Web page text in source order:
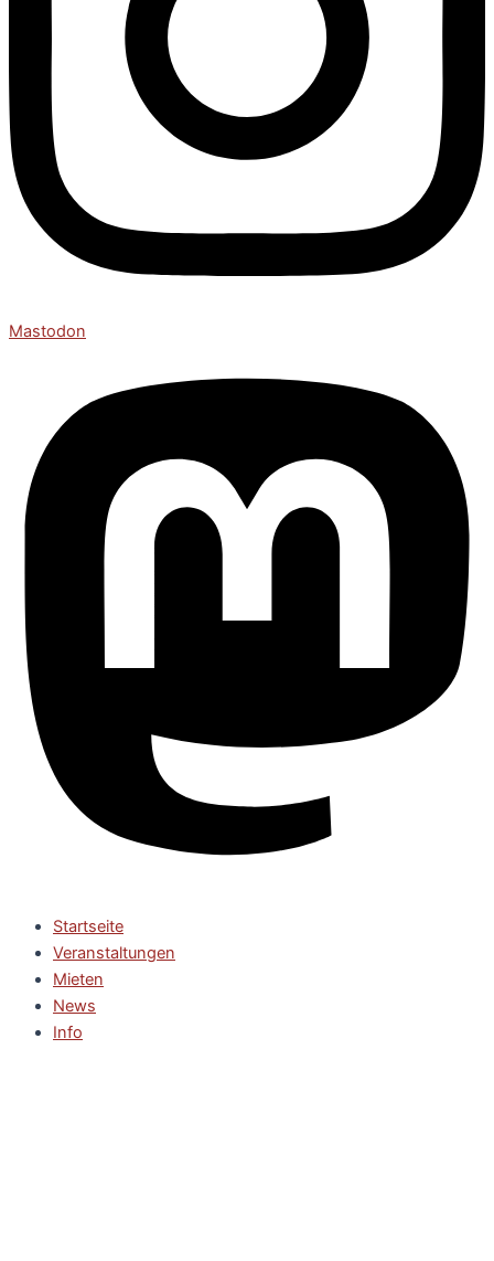
Mastodon
Startseite
Veranstaltungen
Mieten
News
Info